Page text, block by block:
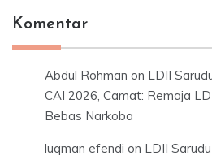
Komentar
Abdul Rohman on LDII
CAI 2026, Camat: Remaja
Bebas Narkoba
luqman efendi on LDII